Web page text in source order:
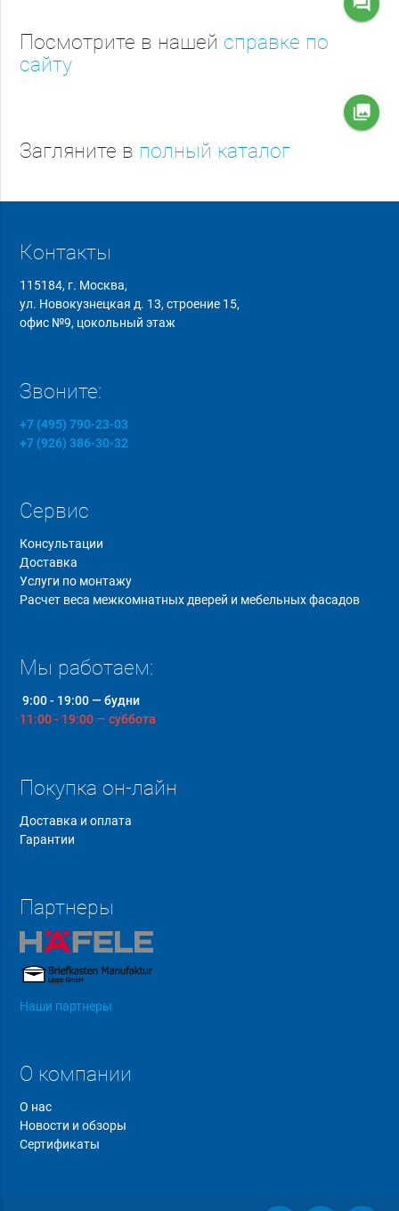
Посмотрите в нашей справке по
сайту
collections
Загляните в полный каталог
Контакты
115184, г. Москва,
ул. Новокузнецкая д. 13, строение 15,
офис №9, цокольный этаж
Звоните:
+7 (495) 790-23-03
+7 (926) 386-30-32
Сервис
Консультации
Доставка
Услуги по монтажу
Расчет веса межкомнатных дверей и мебельных фасадов
Мы работаем:
9:00 - 19:00 — будни
11:00 - 19:00 — суббота
Покупка он-лайн
Доставка и оплата
Гарантии
Партнеры
Наши партнеры
О компании
О нас
Новости и обзоры
Сертификаты